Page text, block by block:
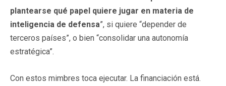
plantearse qué papel quiere jugar en materia de
inteligencia de defensa”, si quiere “depender de
terceros países”, o bien “consolidar una autonomía
estratégica”.
Con estos mimbres toca ejecutar. La financiación está.